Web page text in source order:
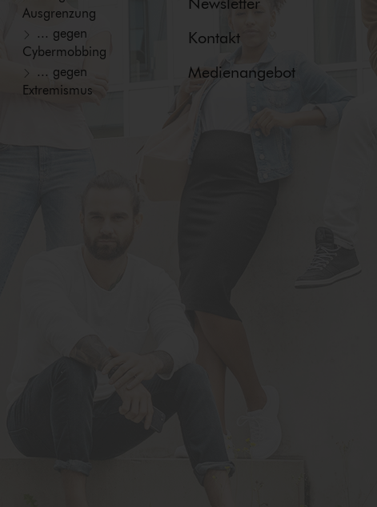
Ausgrenzung
... gegen
Cybermobbing
... gegen
Extremismus
Newsletter
Kontakt
Medienangebot